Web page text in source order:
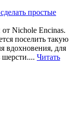
простые
Nichole Encinas.
поселить такую
вдохновения, для
шерсти.... Читать